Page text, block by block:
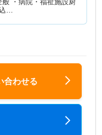
般 ・病院・福祉施設厨
…
合わせる